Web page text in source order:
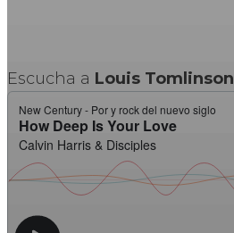
Escucha a Louis Tomlinson